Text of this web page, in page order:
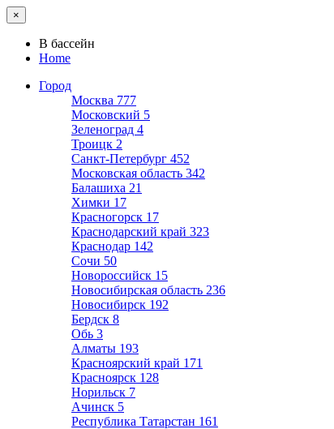
×
В бассейн
Home
Город
Москва 777
Московский 5
Зеленоград 4
Троицк 2
Санкт-Петербург 452
Московская область 342
Балашиха 21
Химки 17
Красногорск 17
Краснодарский край 323
Краснодар 142
Сочи 50
Новороссийск 15
Новосибирская область 236
Новосибирск 192
Бердск 8
Обь 3
Алматы 193
Красноярский край 171
Красноярск 128
Норильск 7
Ачинск 5
Республика Татарстан 161